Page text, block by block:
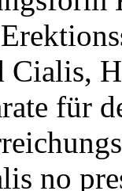
Cialis,
für
no